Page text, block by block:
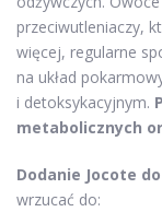
przeciwutleniaczy,
więcej, regularne
na układ
i detoksykacyjnym.
metabolicznych
Dodanie Jocote
wrzucać do: